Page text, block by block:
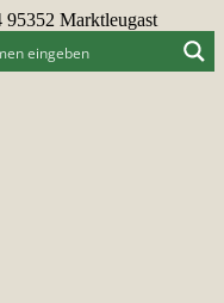
95352 Marktleugast